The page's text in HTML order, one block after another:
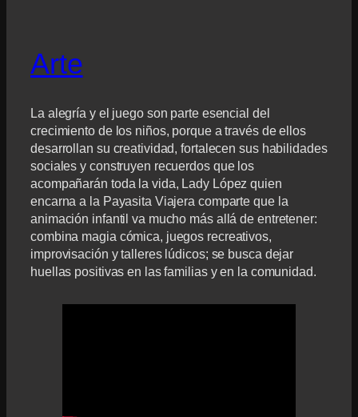
Arte
La alegría y el juego son parte esencial del
crecimiento de los niños, porque a través de ellos
desarrollan su creatividad, fortalecen sus habilidades
sociales y construyen recuerdos que los
acompañarán toda la vida, Lady López quien
encarna a la Payasita Viajera comparte que la
animación infantil va mucho más allá de entretener:
combina magia cómica, juegos recreativos,
improvisación y talleres lúdicos; se busca dejar
huellas positivas en las familias y en la comunidad.